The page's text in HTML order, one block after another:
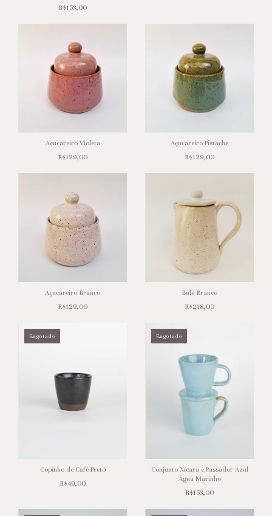
R$153,00
Açucareiro Violeta
R$129,00
Açucareiro Pistache
R$129,00
Açucareiro Branco
R$129,00
Bule Branco
R$218,00
Esgotado
Copinho de Café Preto
R$49,00
Esgotado
Conjunto Xícara e Passador Azul
Água Marinho
R$153,00